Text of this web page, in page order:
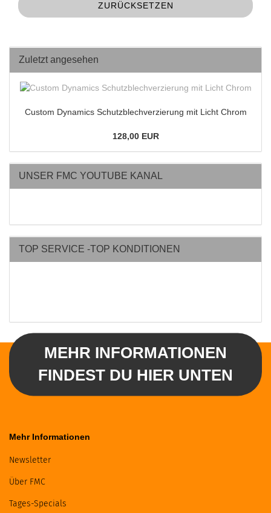
ZURÜCKSETZEN
Zuletzt angesehen
Custom Dynamics Schutzblechverzierung mit Licht Chrom
128,00 EUR
UNSER FMC YOUTUBE KANAL
TOP SERVICE -TOP KONDITIONEN
MEHR INFORMATIONEN
FINDEST DU HIER UNTEN
Mehr Informationen
Newsletter
Über FMC
Tages-Specials